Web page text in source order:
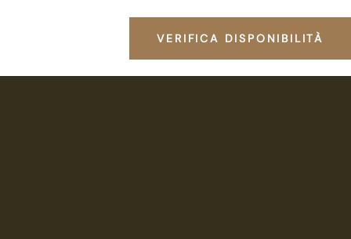
VERIFICA DISPONIBILITÀ